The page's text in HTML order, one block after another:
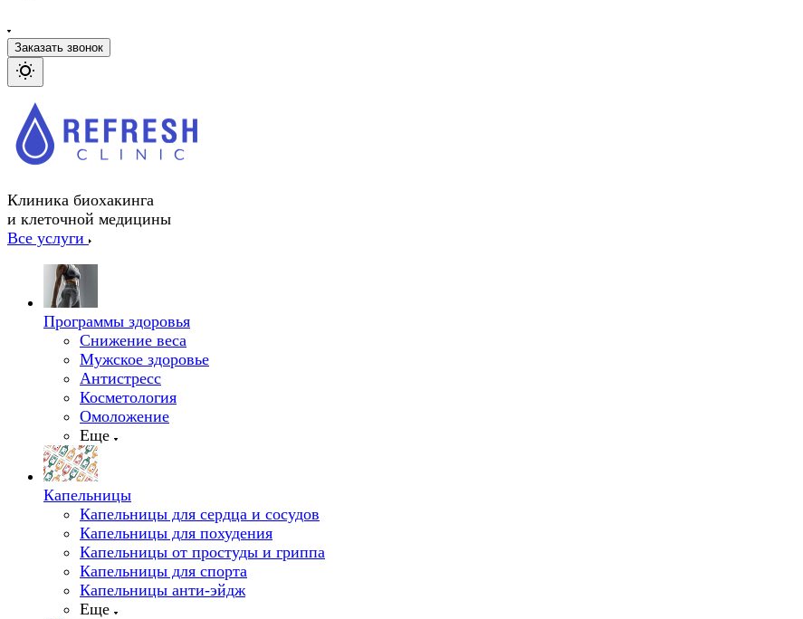
Заказать звонок
Клиника биохакинга
и клеточной медицины
Все услуги
Программы здоровья
Снижение веса
Мужское здоровье
Антистресс
Косметология
Омоложение
Еще
Капельницы
Капельницы для сердца и сосудов
Капельницы для похудения
Капельницы от простуды и гриппа
Капельницы для спорта
Капельницы анти-эйдж
Еще